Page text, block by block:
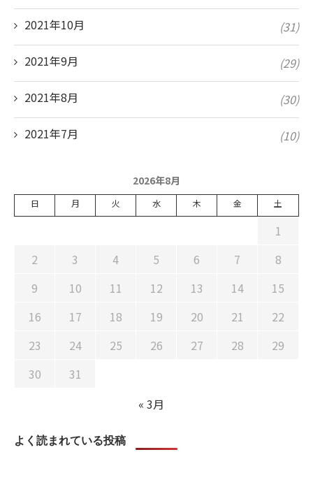
2021年10月 (31)
2021年9月 (29)
2021年8月 (30)
2021年7月 (10)
2026年8月
日 月 火 水 木 金 土
1
2
3 4 5 6 7
8
9
10 11 12 13 14
15
16
17 18 19 20 21
22
23
24 25 26 27 28
29
30
31
« 3月
よく読まれている投稿